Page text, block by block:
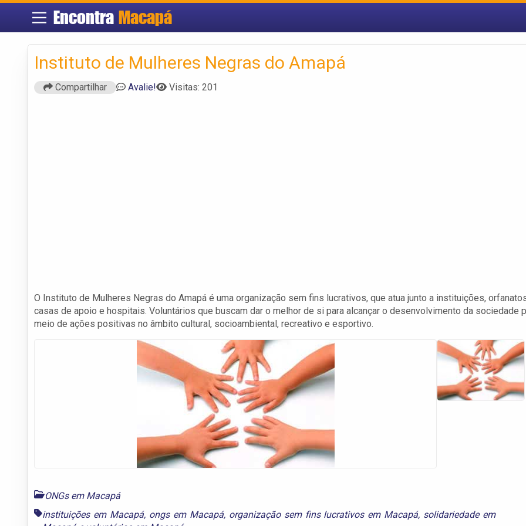
Encontra Macapá
Instituto de Mulheres Negras do Amapá
Compartilhar Avalie! Visitas: 201
O Instituto de Mulheres Negras do Amapá é uma organização sem fins lucrativos, que atua junto a instituições,
casas de apoio e hospitais. Voluntários que buscam dar o melhor de si para alcançar o desenvolvimento da sociedade
meio de ações positivas no âmbito cultural, socioambiental, recreativo e esportivo.
ONGs em Macapá
instituições em Macapá, ongs em Macapá, organização sem fins lucrativos em Macapá, solidariedade em